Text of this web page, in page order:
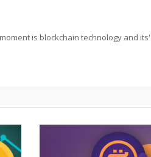
is blockchain technology and its'